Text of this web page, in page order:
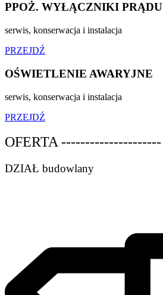
PPOŻ. WYŁĄCZNIKI PRĄDU
serwis, konserwacja i instalacja
PRZEJDŹ
OŚWIETLENIE AWARYJNE
serwis, konserwacja i instalacja
PRZEJDŹ
OFERTA ---------------------
DZIAŁ budowlany